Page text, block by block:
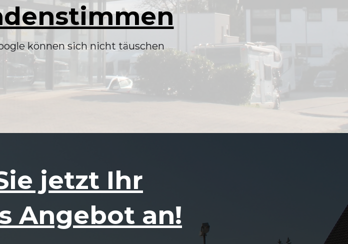
können sich nicht täuschen
jetzt Ihr
Angebot an!